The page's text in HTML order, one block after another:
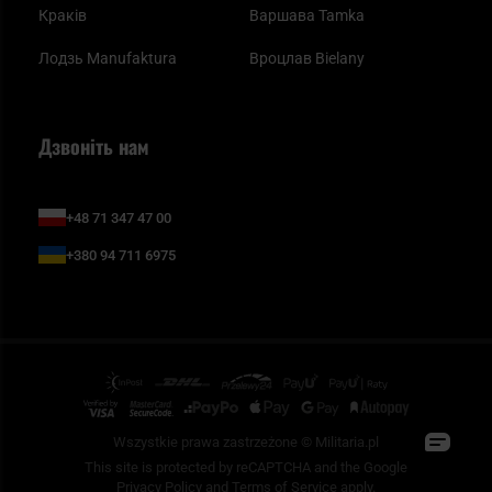
Краків
Лодзь Manufaktura
Варшава Tamka
Вроцлав Bielany
Дзвоніть нам
+48 71 347 47 00
+380 94 711 6975
Wszystkie prawa zastrzeżone © Militaria.pl
This site is protected by reCAPTCHA and the Google
Privacy Policy and Terms of Service apply.